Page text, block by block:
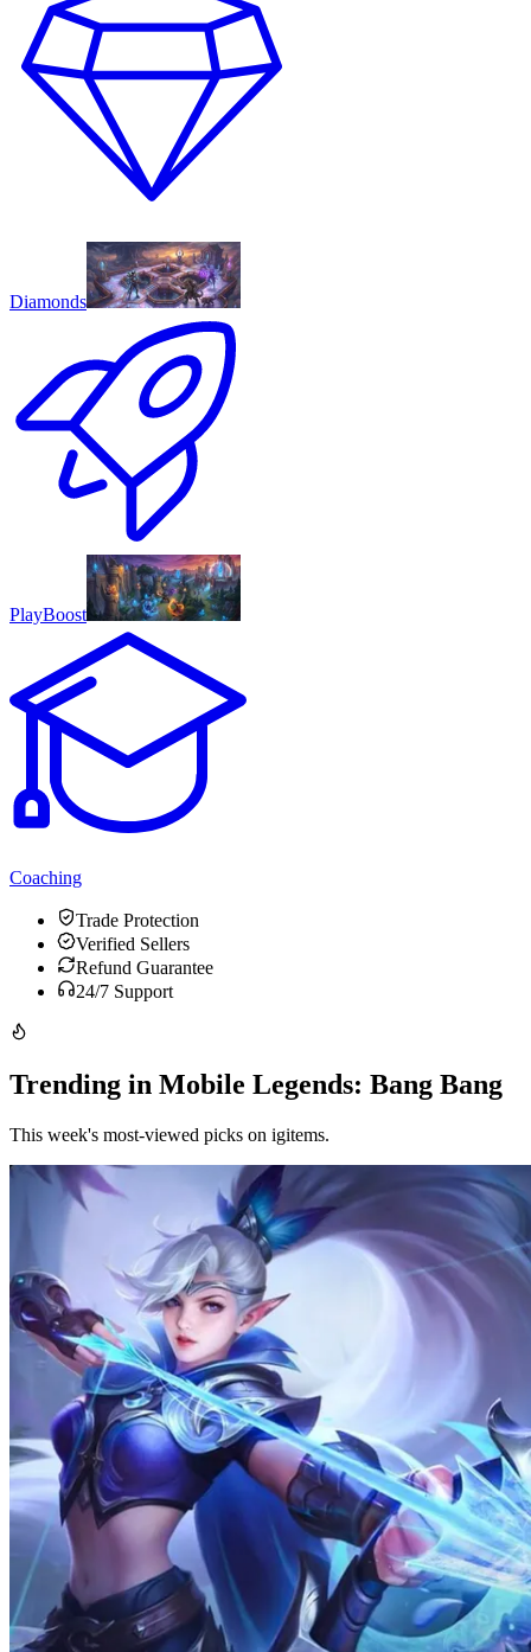
Diamonds
PlayBoost
Coaching
Trade Protection
Verified Sellers
Refund Guarantee
24/7 Support
Trending in Mobile Legends: Bang Bang
This week's most-viewed picks on igitems.